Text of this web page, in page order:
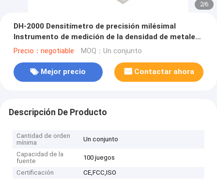
2/6
DH-2000 Densitímetro de precisión milésimal
Instrumento de medición de la densidad de metales
preciosos Resolución de lectura directa
Precio：negotiable MOQ：Un conjunto
Mejor precio Contactar ahora
Descripción De Producto
Cantidad de orden
mínima
Un conjunto
Capacidad de la
fuente
100 juegos
Certificación
CE,FCC,ISO